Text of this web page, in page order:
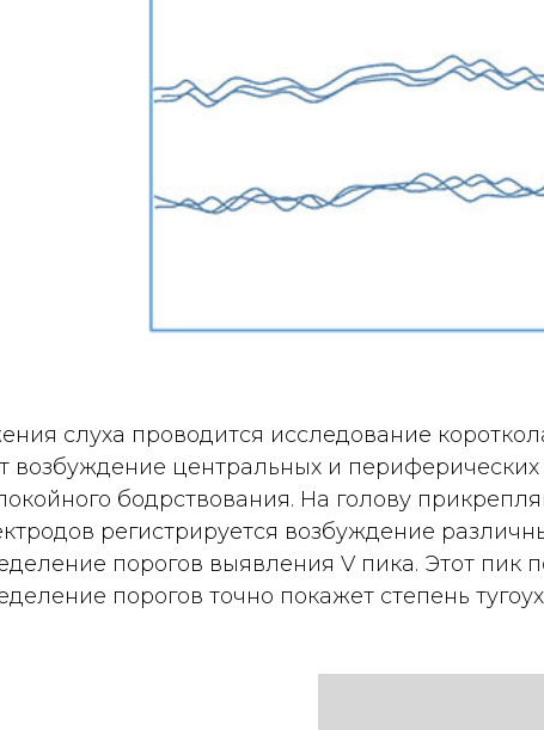
слуха проводится исследование
возбуждение центральных и периферических
бодрствования. На голову
регистрируется возбуждение
порогов выявления V пика. Этот пик
порогов точно покажет степень